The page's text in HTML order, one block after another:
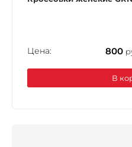
Цена: 800
В